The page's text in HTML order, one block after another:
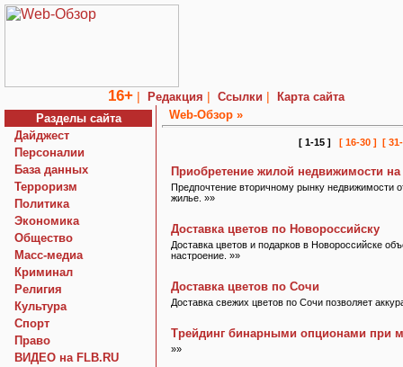
16+ | Редакция | Ссылки |
Карта сайта
Разделы сайта
Дайджест
Персоналии
База данных
Терроризм
Политика
Экономика
Общество
Macc-медиа
Криминал
Религия
Культура
Спорт
Право
ВИДЕО на FLB.RU
Web-Обзор »
[ 1-15 ] [ 16-30 ] [
Приобретение жилой недвижимости
Предпочтение вторичному рынку недвижимости
жилье. »»
Доставка цветов по Новороссийску
Доставка цветов и подарков в Новороссийске
настроение. »»
Доставка цветов по Сочи
Доставка свежих цветов по Сочи позволяет
Трейдинг бинарными опционами при
»»